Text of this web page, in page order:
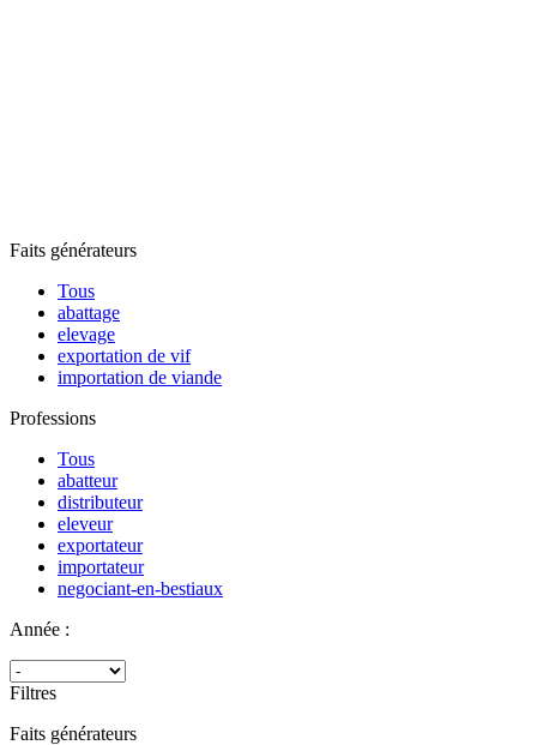
Faits générateurs
Tous
abattage
elevage
exportation de vif
importation de viande
Professions
Tous
abatteur
distributeur
eleveur
exportateur
importateur
negociant-en-bestiaux
Année :
Filtres
Faits générateurs